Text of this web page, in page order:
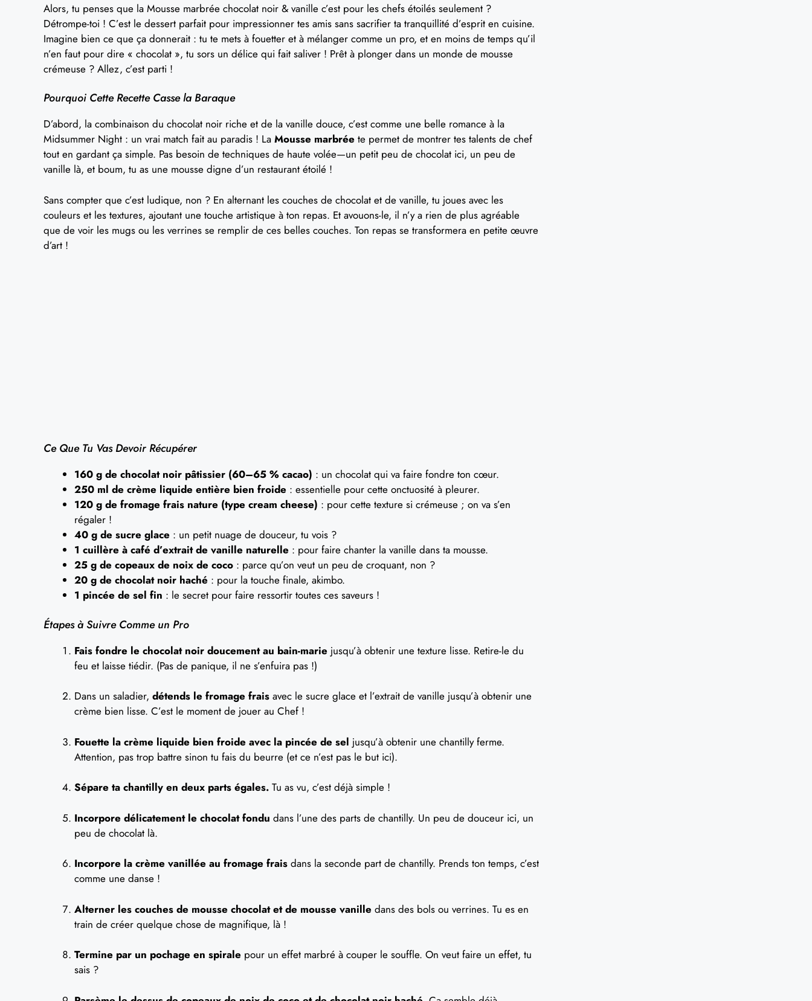
Alors, tu penses que la Mousse marbrée chocolat noir & vanille c’est pour les chefs étoilés seulement ?
Détrompe-toi ! C’est le dessert parfait pour impressionner tes amis sans sacrifier ta tranquillité d’esprit en cuisine.
Imagine bien ce que ça donnerait : tu te mets à fouetter et à mélanger comme un pro, et en moins de temps qu’il
n’en faut pour dire « chocolat », tu sors un délice qui fait saliver ! Prêt à plonger dans un monde de mousse
crémeuse ? Allez, c’est parti !
Pourquoi Cette Recette Casse la Baraque
D’abord, la combinaison du chocolat noir riche et de la vanille douce, c’est comme une belle romance à la
Midsummer Night : un vrai match fait au paradis ! La Mousse marbrée te permet de montrer tes talents de chef
tout en gardant ça simple. Pas besoin de techniques de haute volée—un petit peu de chocolat ici, un peu de
vanille là, et boum, tu as une mousse digne d’un restaurant étoilé !
Sans compter que c’est ludique, non ? En alternant les couches de chocolat et de vanille, tu joues avec les
couleurs et les textures, ajoutant une touche artistique à ton repas. Et avouons-le, il n’y a rien de plus agréable
que de voir les mugs ou les verrines se remplir de ces belles couches. Ton repas se transformera en petite œuvre
d’art !
Ce Que Tu Vas Devoir Récupérer
160 g de chocolat noir pâtissier (60–65 % cacao) : un chocolat qui va faire fondre ton cœur.
250 ml de crème liquide entière bien froide : essentielle pour cette onctuosité à pleurer.
120 g de fromage frais nature (type cream cheese) : pour cette texture si crémeuse ; on va s’en
régaler !
40 g de sucre glace : un petit nuage de douceur, tu vois ?
1 cuillère à café d’extrait de vanille naturelle : pour faire chanter la vanille dans ta mousse.
25 g de copeaux de noix de coco : parce qu’on veut un peu de croquant, non ?
20 g de chocolat noir haché : pour la touche finale, akimbo.
1 pincée de sel fin : le secret pour faire ressortir toutes ces saveurs !
Étapes à Suivre Comme un Pro
Fais fondre le chocolat noir doucement au bain-marie jusqu’à obtenir une texture lisse. Retire-le du
feu et laisse tiédir. (Pas de panique, il ne s’enfuira pas !)
Dans un saladier, détends le fromage frais avec le sucre glace et l’extrait de vanille jusqu’à obtenir une
crème bien lisse. C’est le moment de jouer au Chef !
Fouette la crème liquide bien froide avec la pincée de sel jusqu’à obtenir une chantilly ferme.
Attention, pas trop battre sinon tu fais du beurre (et ce n’est pas le but ici).
Sépare ta chantilly en deux parts égales. Tu as vu, c’est déjà simple !
Incorpore délicatement le chocolat fondu dans l’une des parts de chantilly. Un peu de douceur ici, un
peu de chocolat là.
Incorpore la crème vanillée au fromage frais dans la seconde part de chantilly. Prends ton temps, c’est
comme une danse !
Alterner les couches de mousse chocolat et de mousse vanille dans des bols ou verrines. Tu es en
train de créer quelque chose de magnifique, là !
Termine par un pochage en spirale pour un effet marbré à couper le souffle. On veut faire un effet, tu
sais ?